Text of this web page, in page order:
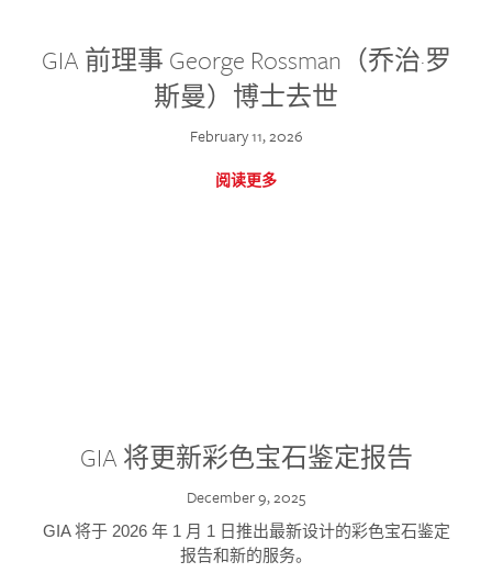
GIA 前理事 George Rossman（乔治·罗
斯曼）博士去世
February 11, 2026
阅读更多
GIA 将更新彩色宝石鉴定报告
December 9, 2025
GIA 将于 2026 年 1 月 1 日推出最新设计的彩色宝石鉴定
报告和新的服务。